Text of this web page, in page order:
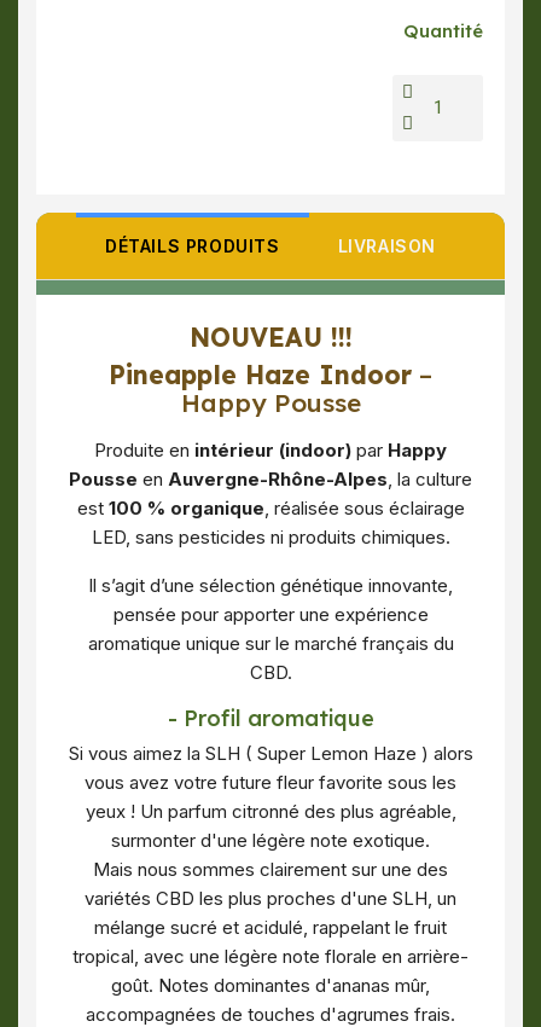
Quantité
DÉTAILS PRODUITS LIVRAISON
NOUVEAU !!!
Pineapple Haze Indoor –
Happy Pousse
Produite en intérieur (indoor) par Happy
Pousse en Auvergne-Rhône-Alpes, la culture
est 100 % organique, réalisée sous éclairage
LED, sans pesticides ni produits chimiques.
Il s’agit d’une sélection génétique innovante,
pensée pour apporter une expérience
aromatique unique sur le marché français du
CBD.
- Profil aromatique
Si vous aimez la SLH ( Super Lemon Haze ) alors
vous avez votre future fleur favorite sous les
yeux ! Un parfum citronné des plus agréable,
surmonter d'une légère note exotique.
Mais nous sommes clairement sur une des
variétés CBD les plus proches d'une SLH, un
mélange sucré et acidulé, rappelant le fruit
tropical, avec une légère note florale en arrière-
goût. Notes dominantes d'ananas mûr,
accompagnées de touches d'agrumes frais.